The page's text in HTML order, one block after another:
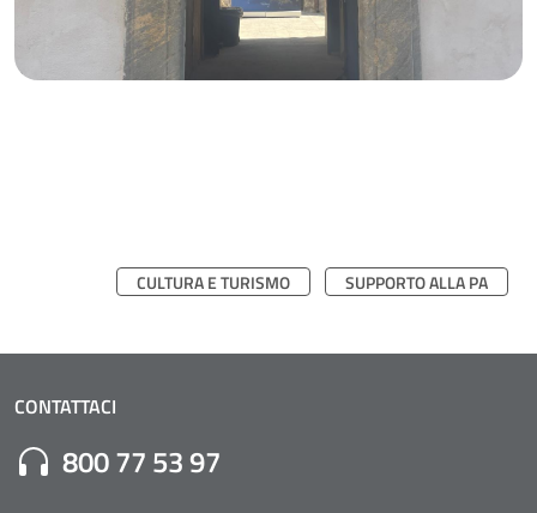
CULTURA E TURISMO SUPPORTO ALLA PA
CONTATTACI
Numero di Telefono:
800 77 53 97